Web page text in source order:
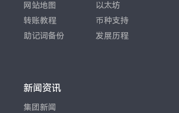
网站地图
转账教程
助记词备份
以太坊
币种支持
发展历程
新闻资讯
集团新闻